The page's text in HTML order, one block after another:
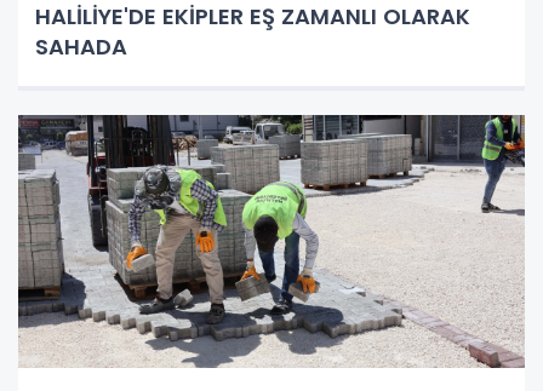
HALİLİYE'DE EKİPLER EŞ ZAMANLI OLARAK
SAHADA